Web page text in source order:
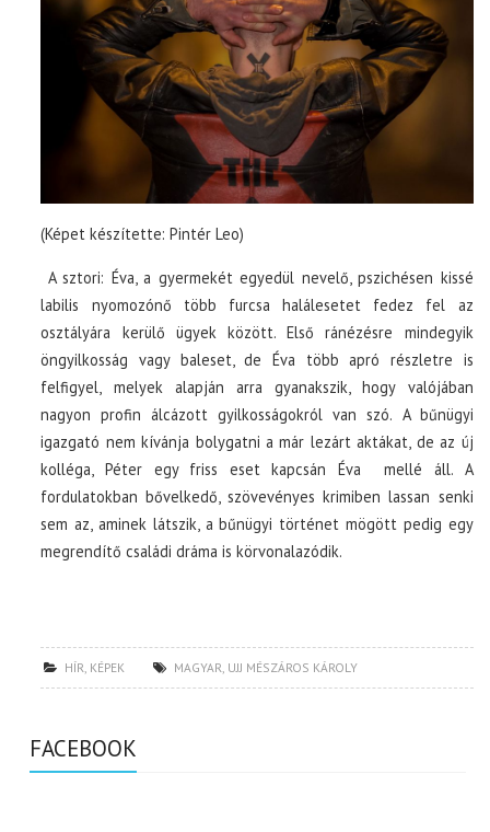
(Képet készítette: Pintér Leo)
A sztori: Éva, a gyermekét egyedül nevelő, pszichésen kissé
labilis nyomozónő több furcsa halálesetet fedez fel az
osztályára kerülő ügyek között. Első ránézésre mindegyik
öngyilkosság vagy baleset, de Éva több apró részletre is
felfigyel, melyek alapján arra gyanakszik, hogy valójában
nagyon profin álcázott gyilkosságokról van szó. A bűnügyi
igazgató nem kívánja bolygatni a már lezárt aktákat, de az új
kolléga, Péter egy friss eset kapcsán Éva mellé áll. A
fordulatokban bővelkedő, szövevényes krimiben lassan senki
sem az, aminek látszik, a bűnügyi történet mögött pedig egy
megrendítő családi dráma is körvonalazódik.
HÍR, KÉPEK MAGYAR, UJJ MÉSZÁROS KÁROLY
FACEBOOK